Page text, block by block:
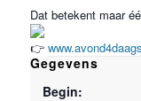
Dat betekent maar
Gegevens
Begin: